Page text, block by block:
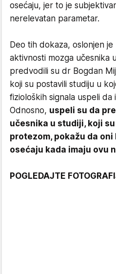
osećaju, jer to je
nerelevatan parametar.
Deo tih dokaza, oslonjen
aktivnosti mozga učesnika
predvodili su dr Bogdan
koji su postavili studiju u
fizioloških signala uspeli da
Odnosno, uspeli su da
učesnika u studiji, koji
protezom, pokažu da
osećaju kada imaju ovu
POGLEDAJTE